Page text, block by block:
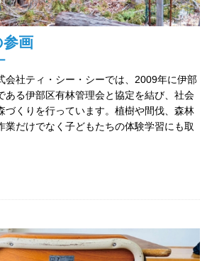
画
会社ティ・シー・シーでは、2009年に伊部
ある伊部区有林管理会と協定を結び、社会
づくりを行っています。植樹や間伐、森林
業だけでなく子どもたちの体験学習にも取